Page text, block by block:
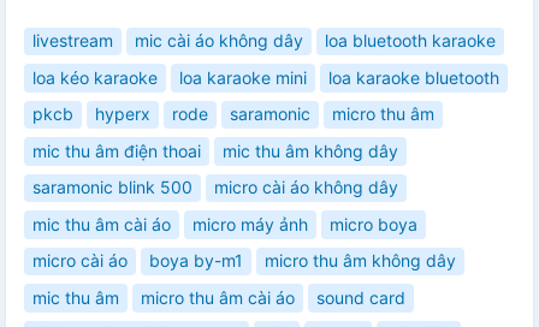
livestream mic cài áo không dây
loa bluetooth karaoke
loa kéo karaoke
loa karaoke mini
loa karaoke bluetooth
pkcb
hyperx rode saramonic
micro thu âm
mic thu âm điện thoai
mic thu âm không dây
saramonic blink 500
micro cài áo không dây
mic thu âm cài áo
micro máy ảnh
micro boya
micro cài áo
boya by-m1
micro thu âm không dây
mic thu âm
micro thu âm cài áo
sound card